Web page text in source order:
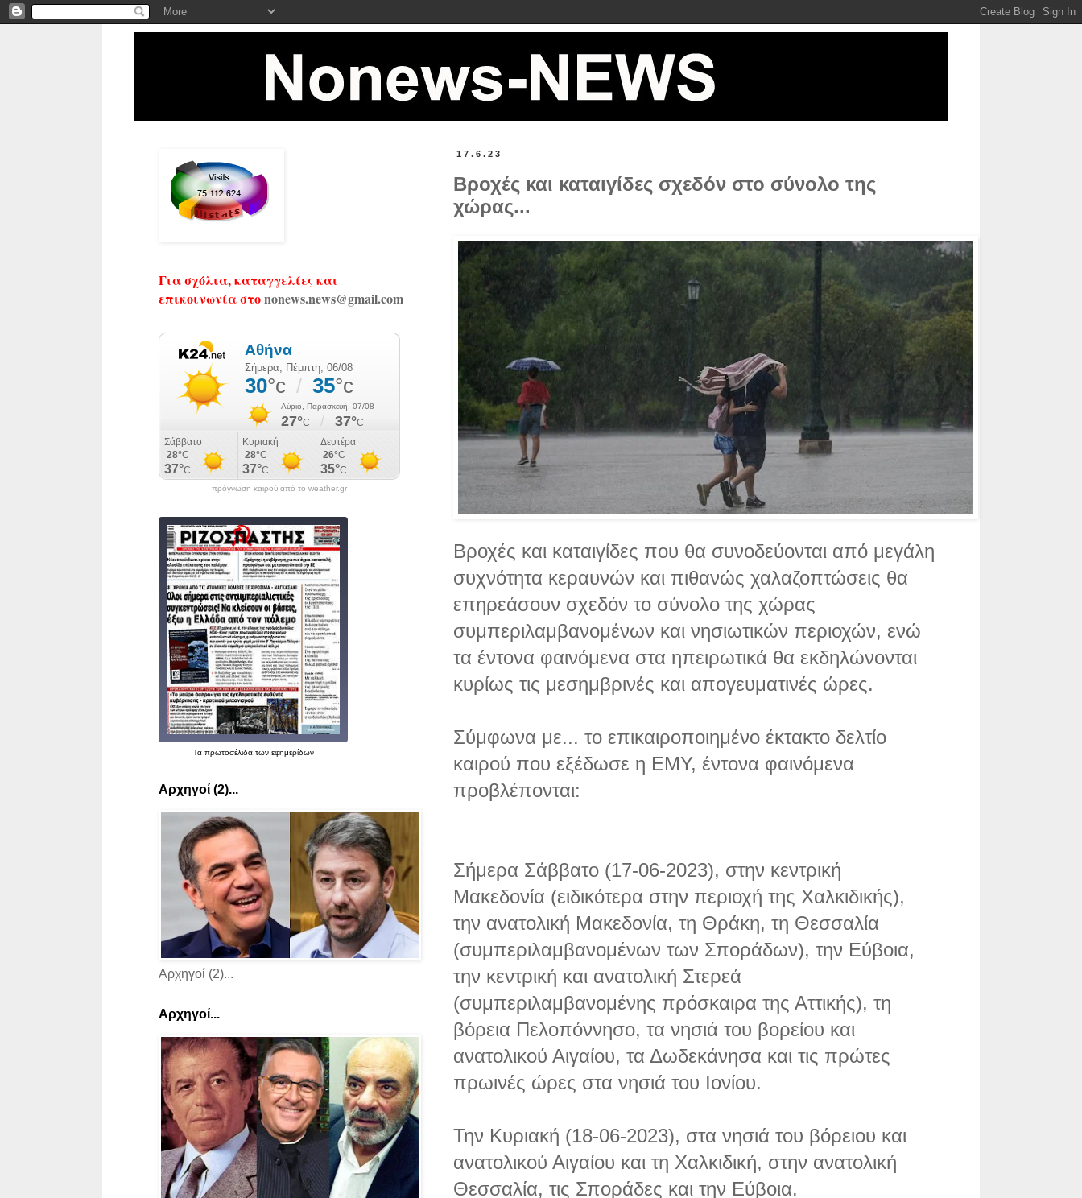
17.6.23
Βροχές και καταιγίδες σχεδόν στο σύνολο της
χώρας...
Βροχές και καταιγίδες που θα συνοδεύονται από μεγάλη
συχνότητα κεραυνών και πιθανώς χαλαζοπτώσεις θα
επηρεάσουν σχεδόν το σύνολο της χώρας
συμπεριλαμβανομένων και νησιωτικών περιοχών, ενώ
τα έντονα φαινόμενα στα ηπειρωτικά θα εκδηλώνονται
κυρίως τις μεσημβρινές και απογευματινές ώρες.
Σύμφωνα με... το επικαιροποιημένο έκτακτο δελτίο
καιρού που εξέδωσε η ΕΜΥ, έντονα φαινόμενα
προβλέπονται:
Σήμερα Σάββατο (17-06-2023), στην κεντρική
Μακεδονία (ειδικότερα στην περιοχή της Χαλκιδικής),
την ανατολική Μακεδονία, τη Θράκη, τη Θεσσαλία
(συμπεριλαμβανομένων των Σποράδων), την Εύβοια,
την κεντρική και ανατολική Στερεά
(συμπεριλαμβανομένης πρόσκαιρα της Αττικής), τη
βόρεια Πελοπόννησο, τα νησιά του βορείου και
ανατολικού Αιγαίου, τα Δωδεκάνησα και τις πρώτες
πρωινές ώρες στα νησιά του Ιονίου.
Την Κυριακή (18-06-2023), στα νησιά του βόρειου και
ανατολικού Αιγαίου και τη Χαλκιδική, στην ανατολική
Θεσσαλία, τις Σποράδες και την Εύβοια.
Για σχόλια, καταγγελίες και
επικοινωνία στοnonews.news@gmail.com
πρόγνωση καιρού από το weather.gr
Τα πρωτοσέλιδατων εφημερίδων
Αρχηγοί (2)...
Αρχηγοί (2)...
Αρχηγοί...